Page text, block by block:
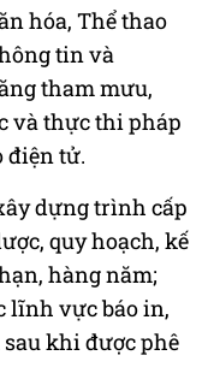
hóa, Thể thao
tin và
tham mưu,
và thực thi pháp
điện tử.
dựng trình cấp
quy hoạch, kế
hàng năm;
lĩnh vực báo in,
khi được phê